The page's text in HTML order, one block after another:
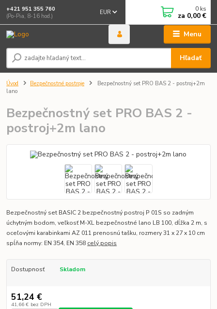
Menu
EUR
Hľadať
+421 951 355 760
(Po-Pia, 8-16 hod.)
0 ks
za 0,00 €
Úvod Bezpečnostné postroje
Bezpečnostný set PRO BAS 2 - postroj+2m
lano
Bezpečnostný set PRO BAS 2 -
postroj+2m lano
Bezpečnostný set BASIC 2 bezpečnostný postroj P 01S so zadným
úchytným bodom, veľkosť M-XL bezpečnostné lano LB 100, dĺžka 2 m, s
oceľovými karabinkami AZ 011 prenosnú tašku, rozmery 31 x 27 x 10 cm
spĺňa normy: EN 354, EN 358 celý popis
Dostupnosť Skladom
51,24 €
41,66 € bez DPH